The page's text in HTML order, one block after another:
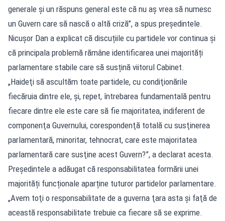
generale şi un răspuns general este că nu aş vrea să numesc
un Guvern care să nască o altă criză”, a spus președintele.
Nicuşor Dan a explicat că discuțiile cu partidele vor continua și
că principala problemă rămâne identificarea unei majorități
parlamentare stabile care să susțină viitorul Cabinet.
„Haideţi să ascultăm toate partidele, cu condiţionările
fiecăruia dintre ele, şi, repet, întrebarea fundamentală pentru
fiecare dintre ele este care să fie majoritatea, indiferent de
componenţa Guvernului, corespondenţă totală cu susţinerea
parlamentară, minoritar, tehnocrat, care este majoritatea
parlamentară care susţine acest Guvern?”, a declarat acesta.
Președintele a adăugat că responsabilitatea formării unei
majorități funcționale aparține tuturor partidelor parlamentare.
„Avem toţi o responsabilitate de a guverna ţara asta şi faţă de
această responsabilitate trebuie ca fiecare să se exprime.